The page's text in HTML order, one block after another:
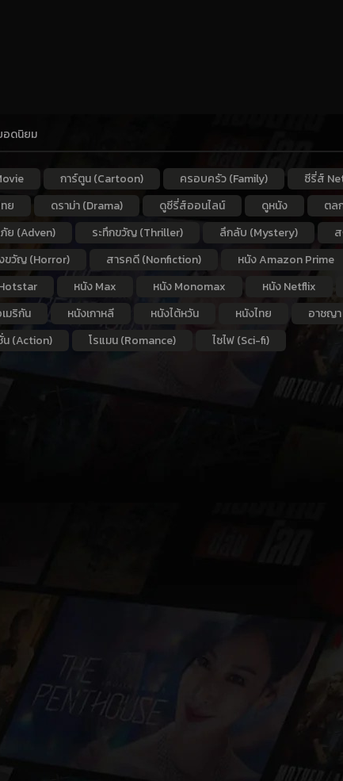
อดนิยม
การ์ตูน (Cartoon) ครอบครัว (Family) ซีรี่ส์
ย
ดราม่า (Drama) ดูซีรี่ส์ออนไลน์ ดูหนัง ตล
ย (Adven)
ระทึกขวัญ (Thriller) ลึกลับ (Mystery)
ขวัญ (Horror)
สารคดี (Nonfiction) หนัง Amazon Prime
หนัง Max หนัง Monomax หนัง Netflix
มริกัน
หนังเกาหลี หนังไต้หวัน หนังไทย อาชญ
(Action)
โรแมน (Romance) ไซไฟ (Sci-fi)